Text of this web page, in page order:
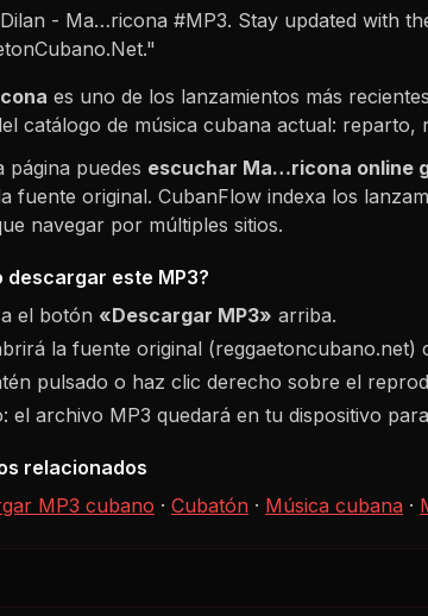
- Ma…ricona #MP3. Stay updated with
es uno de los lanzamientos más
catálogo de música cubana actual:
página puedes escuchar Ma…ricona online
fuente original. CubanFlow indexa los
navegar por múltiples sitios.
descargar este MP3?
el botón «Descargar MP3» arriba.
la fuente original (reggaetoncubano.net)
pulsado o haz clic derecho sobre el
el archivo MP3 quedará en tu dispositivo
relacionados
MP3 cubano · Cubatón · Música cubana ·